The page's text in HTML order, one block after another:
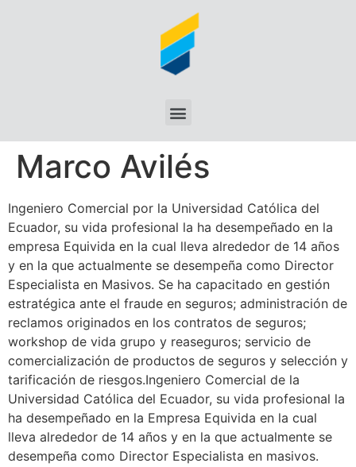
Marco Avilés
Ingeniero Comercial por la Universidad Católica del
Ecuador, su vida profesional la ha desempeñado en la
empresa Equivida en la cual lleva alrededor de 14 años
y en la que actualmente se desempeña como Director
Especialista en Masivos. Se ha capacitado en gestión
estratégica ante el fraude en seguros; administración de
reclamos originados en los contratos de seguros;
workshop de vida grupo y reaseguros; servicio de
comercialización de productos de seguros y selección y
tarificación de riesgos.Ingeniero Comercial de la
Universidad Católica del Ecuador, su vida profesional la
ha desempeñado en la Empresa Equivida en la cual
lleva alrededor de 14 años y en la que actualmente se
desempeña como Director Especialista en masivos.